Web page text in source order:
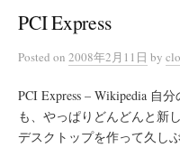
PCI Express
Posted on 2008年2月11日 by
PCI Express – Wikipedia 自
も、やっぱりどんどんと新
デスクトップを作って久し